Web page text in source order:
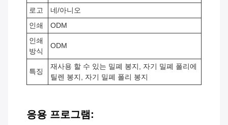
로고
네/아니오
인쇄
ODM
인쇄
방식
ODM
특징
재사용 할 수 있는 밀폐 봉지, 자기 밀폐 폴리에
틸렌 봉지, 자기 밀폐 폴리 봉지
응용 프로그램: